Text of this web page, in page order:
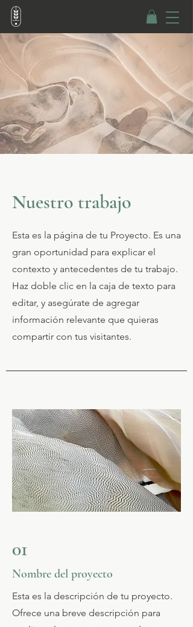
Nuestro trabajo
Esta es la página de tu Proyecto. Es una
gran oportunidad para explicar el
contexto y antecedentes de tu trabajo.
Haz doble clic en la caja de texto para
editar, y asegúrate de agregar
información relevante que quieras
compartir con tus visitantes.
01
Nombre del proyecto
Esta es la descripción de tu proyecto.
Ofrece una breve descripción para